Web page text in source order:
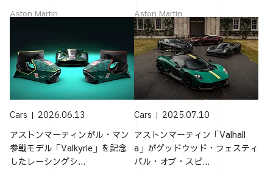
Aston Martin Aston Martin
Cars 2026.06.13
アストンマーティンがル・マン
参戦モデル「Valkyrie」を記念
したレーシングシ...
Cars 2025.07.10
アストンマーティン「Valhall
a」がグッドウッド・フェスティ
バル・オブ・スピ...